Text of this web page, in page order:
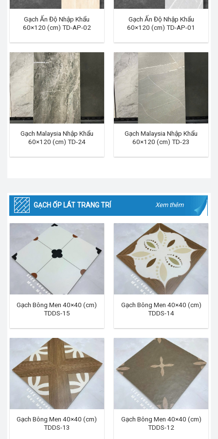
Gạch Ấn Độ Nhập Khẩu
60×120 (cm) TD-AP-02
Gạch Ấn Độ Nhập Khẩu
60×120 (cm) TD-AP-01
Gạch Malaysia Nhập Khẩu
60×120 (cm) TD-24
Gạch Malaysia Nhập Khẩu
60×120 (cm) TD-23
GẠCH ỐP LÁT TRANG TRÍ Xem thêm
Gạch Bông Men 40×40 (cm)
TDDS-15
Gạch Bông Men 40×40 (cm)
TDDS-14
Gạch Bông Men 40×40 (cm)
TDDS-13
Gạch Bông Men 40×40 (cm)
TDDS-12